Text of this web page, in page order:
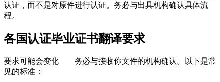
认证，而不是对原件进行认证。务必与出具机构确认具体流
程。
各国认证毕业证书翻译要求
要求可能会变化——务必与接收你文件的机构确认。以下是常
见的标准：